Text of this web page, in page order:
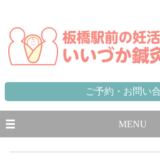
ご予約・お問い
MENU